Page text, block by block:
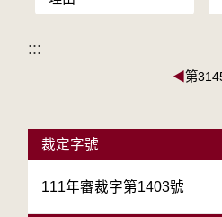
:::
◀第
裁定字號
111年審裁字第1403號